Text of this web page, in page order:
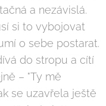
a nezávislá.
si to vybojovat
o sebe postarat.
do stropu a cítí
– "Ty mě
se uzavřela ještě